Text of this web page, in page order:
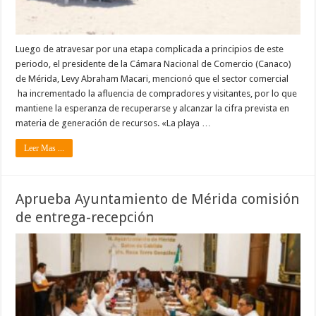
Luego de atravesar por una etapa complicada a principios de este
periodo, el presidente de la Cámara Nacional de Comercio (Canaco)
de Mérida, Levy Abraham Macari, mencionó que el sector comercial
ha incrementado la afluencia de compradores y visitantes, por lo que
mantiene la esperanza de recuperarse y alcanzar la cifra prevista en
materia de generación de recursos. «La playa …
Leer Mas ...
Aprueba Ayuntamiento de Mérida comisión
de entrega-recepción